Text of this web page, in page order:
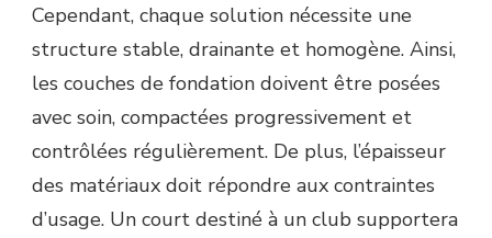
Cependant, chaque solution nécessite une
structure stable, drainante et homogène. Ainsi,
les couches de fondation doivent être posées
avec soin, compactées progressivement et
contrôlées régulièrement. De plus, l’épaisseur
des matériaux doit répondre aux contraintes
d’usage. Un court destiné à un club supportera